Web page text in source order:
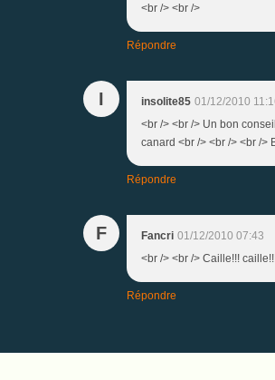
<br /> <br />
Répondre
I insolite85 01/12/2010
<br /> <br /> Un bon
canard <br /> <br /> <br />
Répondre
F Fancri 01/12/2010 07:43
<br /> <br /> Caille!!!
Répondre